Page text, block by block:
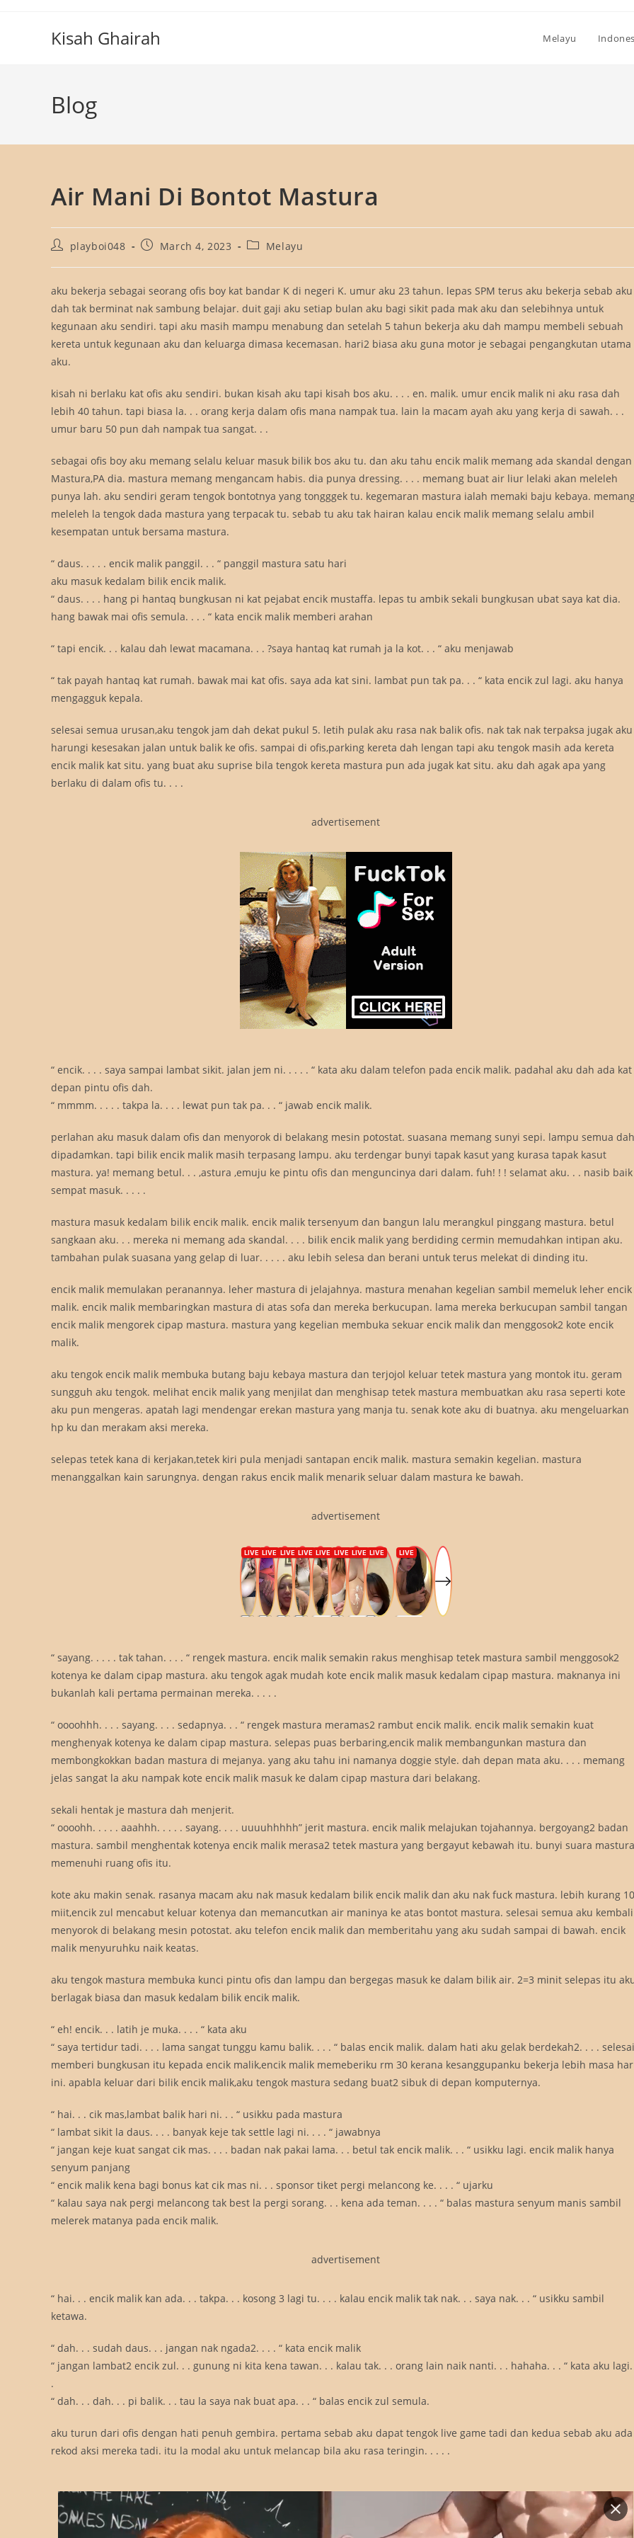
Kisah Ghairah Melayu
Blog
Air Mani Di Bontot Mastura
Postplayboi048
PostMarch 4, 2023
PostMelayu
aku bekerja sebagai seorang ofis boy kat bandar K di negeri K. umur aku 23 tahun. lepas SPM terus aku bekerja sebab aku
dah tak berminat nak sambung belajar. duit gaji aku setiap bulan aku bagi sikit pada mak aku dan selebihnya untuk
kegunaan aku sendiri. tapi aku masih mampu menabung dan setelah 5 tahun bekerja aku dah mampu membeli sebuah
kereta untuk kegunaan aku dan keluarga dimasa kecemasan. hari2 biasa aku guna motor je sebagai pengangkutan utama
aku.
kisah ni berlaku kat ofis aku sendiri. bukan kisah aku tapi kisah bos aku. . . . en. malik. umur encik malik ni aku rasa dah
lebih 40 tahun. tapi biasa la. . . orang kerja dalam ofis mana nampak tua. lain la macam ayah aku yang kerja di sawah. . .
umur baru 50 pun dah nampak tua sangat. . .
sebagai ofis boy aku memang selalu keluar masuk bilik bos aku tu. dan aku tahu encik malik memang ada skandal dengan
Mastura,PA dia. mastura memang mengancam habis. dia punya dressing. . . . memang buat air liur lelaki akan meleleh
punya lah. aku sendiri geram tengok bontotnya yang tongggek tu. kegemaran mastura ialah memaki baju kebaya.
meleleh la tengok dada mastura yang terpacak tu. sebab tu aku tak hairan kalau encik malik memang selalu ambil
kesempatan untuk bersama mastura.
“ daus. . . . . encik malik panggil. . . “ panggil mastura satu hari
aku masuk kedalam bilik encik malik.
“ daus. . . . hang pi hantaq bungkusan ni kat pejabat encik mustaffa. lepas tu ambik sekali bungkusan ubat saya kat dia.
hang bawak mai ofis semula. . . . “ kata encik malik memberi arahan
“ tapi encik. . . kalau dah lewat macamana. . . ?saya hantaq kat rumah ja la kot. . . “ aku menjawab
“ tak payah hantaq kat rumah. bawak mai kat ofis. saya ada kat sini. lambat pun tak pa. . . “ kata encik zul lagi. aku hanya
mengagguk kepala.
selesai semua urusan,aku tengok jam dah dekat pukul 5. letih pulak aku rasa nak balik ofis. nak tak nak terpaksa jugak aku
harungi kesesakan jalan untuk balik ke ofis. sampai di ofis,parking kereta dah lengan tapi aku tengok masih ada kereta
encik malik kat situ. yang buat aku suprise bila tengok kereta mastura pun ada jugak kat situ. aku dah agak apa yang
berlaku di dalam ofis tu. . . .
advertisement
“ encik. . . . saya sampai lambat sikit. jalan jem ni. . . . . “ kata aku dalam telefon pada encik malik. padahal aku dah ada kat
depan pintu ofis dah.
“ mmmm. . . . . takpa la. . . . lewat pun tak pa. . . “ jawab encik malik.
perlahan aku masuk dalam ofis dan menyorok di belakang mesin potostat. suasana memang sunyi sepi. lampu semua dah
dipadamkan. tapi bilik encik malik masih terpasang lampu. aku terdengar bunyi tapak kasut yang kurasa tapak kasut
mastura. ya! memang betul. . . ,astura ,emuju ke pintu ofis dan menguncinya dari dalam. fuh! ! ! selamat aku. . . nasib baik
sempat masuk. . . . .
mastura masuk kedalam bilik encik malik. encik malik tersenyum dan bangun lalu merangkul pinggang mastura. betul
sangkaan aku. . . mereka ni memang ada skandal. . . . bilik encik malik yang berdiding cermin memudahkan intipan aku.
tambahan pulak suasana yang gelap di luar. . . . . aku lebih selesa dan berani untuk terus melekat di dinding itu.
encik malik memulakan peranannya. leher mastura di jelajahnya. mastura menahan kegelian sambil memeluk leher encik
malik. encik malik membaringkan mastura di atas sofa dan mereka berkucupan. lama mereka berkucupan sambil tangan
encik malik mengorek cipap mastura. mastura yang kegelian membuka sekuar encik malik dan menggosok2 kote encik
malik.
aku tengok encik malik membuka butang baju kebaya mastura dan terjojol keluar tetek mastura yang montok itu. geram
sungguh aku tengok. melihat encik malik yang menjilat dan menghisap tetek mastura membuatkan aku rasa seperti kote
aku pun mengeras. apatah lagi mendengar erekan mastura yang manja tu. senak kote aku di buatnya. aku mengeluarkan
hp ku dan merakam aksi mereka.
selepas tetek kana di kerjakan,tetek kiri pula menjadi santapan encik malik. mastura semakin kegelian. mastura
menanggalkan kain sarungnya. dengan rakus encik malik menarik seluar dalam mastura ke bawah.
advertisement
“ sayang. . . . . tak tahan. . . . “ rengek mastura. encik malik semakin rakus menghisap tetek mastura sambil menggosok2
kotenya ke dalam cipap mastura. aku tengok agak mudah kote encik malik masuk kedalam cipap mastura. maknanya ini
bukanlah kali pertama permainan mereka. . . . .
“ oooohhh. . . . sayang. . . . sedapnya. . . “ rengek mastura meramas2 rambut encik malik. encik malik semakin kuat
menghenyak kotenya ke dalam cipap mastura. selepas puas berbaring,encik malik membangunkan mastura dan
membongkokkan badan mastura di mejanya. yang aku tahu ini namanya doggie style. dah depan mata aku. . . . memang
jelas sangat la aku nampak kote encik malik masuk ke dalam cipap mastura dari belakang.
sekali hentak je mastura dah menjerit.
“ oooohh. . . . . aaahhh. . . . . sayang. . . . uuuuhhhhh” jerit mastura. encik malik melajukan tojahannya. bergoyang2 badan
mastura. sambil menghentak kotenya encik malik merasa2 tetek mastura yang bergayut kebawah itu. bunyi suara mastura
memenuhi ruang ofis itu.
kote aku makin senak. rasanya macam aku nak masuk kedalam bilik encik malik dan aku nak fuck mastura. lebih kurang 10
miit,encik zul mencabut keluar kotenya dan memancutkan air maninya ke atas bontot mastura. selesai semua aku kembali
menyorok di belakang mesin potostat. aku telefon encik malik dan memberitahu yang aku sudah sampai di bawah. encik
malik menyuruhku naik keatas.
aku tengok mastura membuka kunci pintu ofis dan lampu dan bergegas masuk ke dalam bilik air. 2=3 minit selepas itu
berlagak biasa dan masuk kedalam bilik encik malik.
“ eh! encik. . . latih je muka. . . . “ kata aku
“ saya tertidur tadi. . . . lama sangat tunggu kamu balik. . . . “ balas encik malik. dalam hati aku gelak berdekah2. . . . selesai
memberi bungkusan itu kepada encik malik,encik malik memeberiku rm 30 kerana kesanggupanku bekerja lebih masa
ini. apabla keluar dari bilik encik malik,aku tengok mastura sedang buat2 sibuk di depan komputernya.
“ hai. . . cik mas,lambat balik hari ni. . . “ usikku pada mastura
“ lambat sikit la daus. . . . banyak keje tak settle lagi ni. . . . “ jawabnya
“ jangan keje kuat sangat cik mas. . . . badan nak pakai lama. . . betul tak encik malik. . . “ usikku lagi. encik malik hanya
senyum panjang
“ encik malik kena bagi bonus kat cik mas ni. . . sponsor tiket pergi melancong ke. . . . “ ujarku
“ kalau saya nak pergi melancong tak best la pergi sorang. . . kena ada teman. . . . “ balas mastura senyum manis sambil
melerek matanya pada encik malik.
advertisement
“ hai. . . encik malik kan ada. . . takpa. . . kosong 3 lagi tu. . . . kalau encik malik tak nak. . . saya nak. . . “ usikku sambil
ketawa.
“ dah. . . sudah daus. . . jangan nak ngada2. . . . “ kata encik malik
“ jangan lambat2 encik zul. . . gunung ni kita kena tawan. . . kalau tak. . . orang lain naik nanti. . . hahaha. . . “ kata aku
.
“ dah. . . dah. . . pi balik. . . tau la saya nak buat apa. . . “ balas encik zul semula.
aku turun dari ofis dengan hati penuh gembira. pertama sebab aku dapat tengok live game tadi dan kedua sebab aku ada
rekod aksi mereka tadi. itu la modal aku untuk melancap bila aku rasa teringin. . . . .